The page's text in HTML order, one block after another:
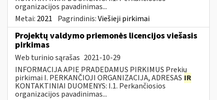
organizacijos pavadinimas...
Metai: 2021 Pagrindinis:Viešieji pirkimai
Projektų valdymo priemonės licencijos viešasis
pirkimas
Web turinio sąrašas 2021-10-29
INFORMACIJA APIE PRADEDAMUS PIRKIMUS Prekių
pirkimai I. PERKANČIOJI ORGANIZACIJA, ADRESAS IR
KONTAKTINIAI DUOMENYS: I.1. Perkančiosios
organizacijos pavadinimas...